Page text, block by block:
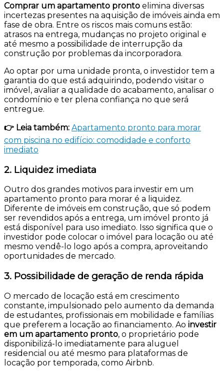
Comprar um apartamento pronto elimina diversas
incertezas presentes na aquisição de imóveis ainda em
fase de obra. Entre os riscos mais comuns estão:
atrasos na entrega, mudanças no projeto original e
até mesmo a possibilidade de interrupção da
construção por problemas da incorporadora.
Ao optar por uma unidade pronta, o investidor tem a
garantia do que está adquirindo, podendo visitar o
imóvel, avaliar a qualidade do acabamento, analisar o
condomínio e ter plena confiança no que será
entregue.
👉 Leia também: Apartamento pronto para morar
com piscina no edifício: comodidade e conforto
imediato
2. Liquidez imediata
Outro dos grandes motivos para investir em um
apartamento pronto para morar é a liquidez.
Diferente de imóveis em construção, que só podem
ser revendidos após a entrega, um imóvel pronto já
está disponível para uso imediato. Isso significa que o
investidor pode colocar o imóvel para locação ou até
mesmo vendê-lo logo após a compra, aproveitando
oportunidades de mercado.
3. Possibilidade de geração de renda rápida
O mercado de locação está em crescimento
constante, impulsionado pelo aumento da demanda
de estudantes, profissionais em mobilidade e famílias
que preferem a locação ao financiamento. Ao investir
em um apartamento pronto, o proprietário pode
disponibilizá-lo imediatamente para aluguel
residencial ou até mesmo para plataformas de
locação por temporada, como Airbnb.